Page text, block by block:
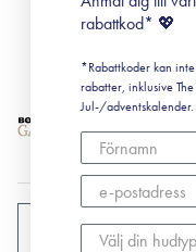
Prenumerationsvillkor
Cookiepolicy
rabattkod* 💖
*Rabattkoder kan
rabatter, inklusive
Jul-/adventskalender.